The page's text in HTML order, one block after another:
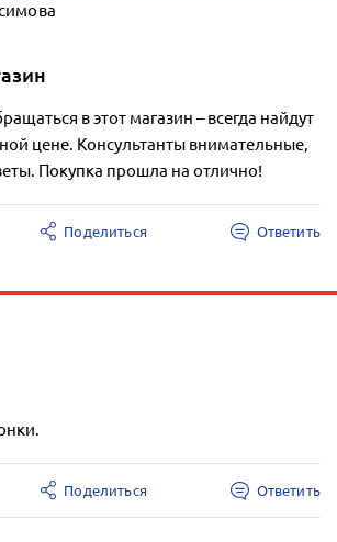
в этот магазин – всегда найдут
цене. Консультанты внимательные,
Покупка прошла на отлично!
Поделиться Ответить
Поделиться Ответить